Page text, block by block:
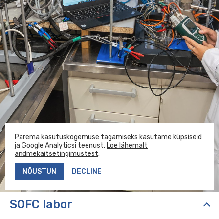
SAADA KIRI
Parema kasutuskogemuse tagamiseks kasutame küpsiseid
ja Google Analyticsi teenust. Loe lähemalt
andmekaitsetingimustest.
NÕUSTUN DECLINE
Loodus- ja täppisteaduste valdkond 12
Ühiselamud 3
Tartu Ülikooli raamatukogu,
muuseumid ja teised üksused
7
Keemia instituut
SOFC labor
KOPEERI LINK